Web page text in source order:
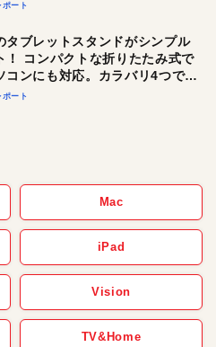
ポート
タブレットスタンドがシンプル
！ コンパクトな折りたたみ式で
コンにも対応。カラバリ4つで選
も
ポート
Mac
iPad
Vision
TV&Home